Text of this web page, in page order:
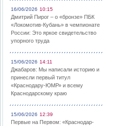
16/06/2026 10:15
Дмитрий Пирог – о «бронзе» ПБК
«Локомотив-Кубань» в чемпионате
России: Это яркое свидетельство
упорного труда
15/06/2026 14:11
Джабаров: Мы написали историю и
принесли первый титул
«Краснодару-ЮМР» и всему
Краснодарскому краю
15/06/2026 12:39
Первые на Первом: «Краснодар-